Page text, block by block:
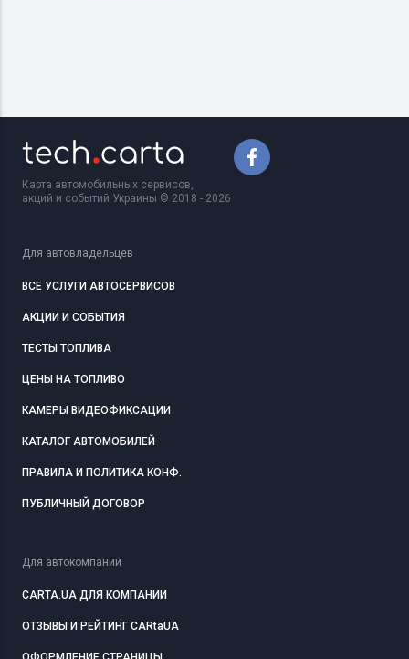
Карта автомобильных сервисов,
акций и событий Украины © 2018 - 2026
Для автовладельцев
ВСЕ УСЛУГИ АВТОСЕРВИСОВ
АКЦИИ И СОБЫТИЯ
ТЕСТЫ ТОПЛИВА
ЦЕНЫ НА ТОПЛИВО
КАМЕРЫ ВИДЕОФИКСАЦИИ
КАТАЛОГ АВТОМОБИЛЕЙ
ПРАВИЛА И ПОЛИТИКА КОНФ.
ПУБЛИЧНЫЙ ДОГОВОР
Для автокомпаний
CARTA.UA ДЛЯ КОМПАНИИ
ОТЗЫВЫ И РЕЙТИНГ CARtaUA